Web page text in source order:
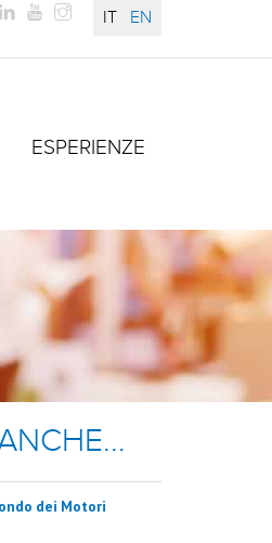
IT EN
ESPERIENZE
dei Motori